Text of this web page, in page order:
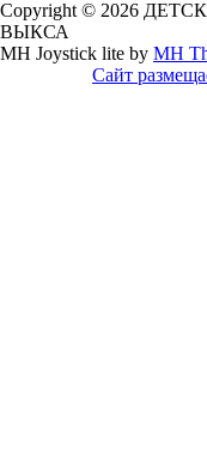
Copyright © 2026
ВЫКСА
MH Joystick lite by MH
Сайт